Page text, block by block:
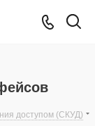
доступом (СКУД)